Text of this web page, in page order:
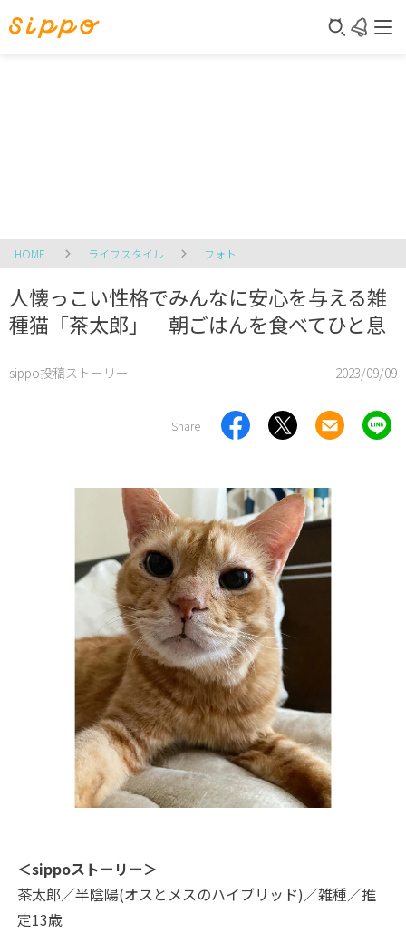
HOME ライフスタイル フォト
人懐っこい性格でみんなに安心を与える雑
種猫「茶太郎」 朝ごはんを食べてひと息
sippo投稿ストーリー 2023/09/09
Share
＜sippoストーリー＞
茶太郎／半陰陽(オスとメスのハイブリッド)／雑種／推
定13歳